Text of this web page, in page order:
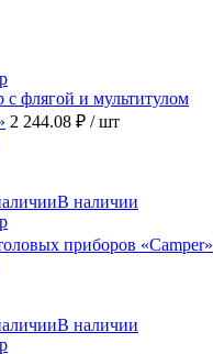
флягой и мультитулом
2 244.08 ₽ / шт
В наличии
приборов «Camper»
В наличии